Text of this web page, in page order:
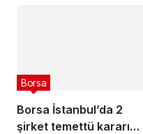
Borsa İstanbul’da 2
şirket temettü kararını
Borsa